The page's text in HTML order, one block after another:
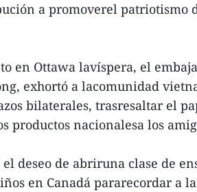
a promoverel patriotismo
en Ottawa lavíspera, el
exhortó a lacomunidad
bilaterales, trasresaltar el
productos nacionalesa los
deseo de abriruna clase de
en Canadá pararecordar a